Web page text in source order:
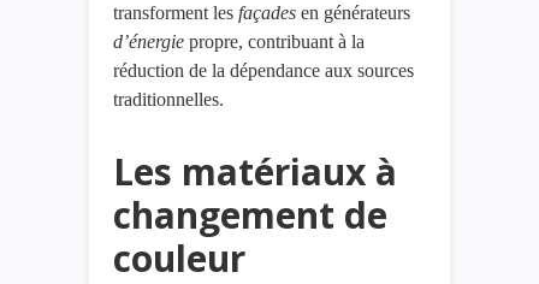
transforment les façades en générateurs
d’énergie propre, contribuant à la
réduction de la dépendance aux sources
traditionnelles.
Les matériaux à
changement de
couleur